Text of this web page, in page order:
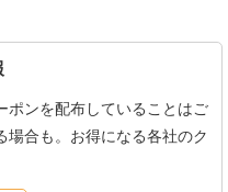
ポンを配布していることはご
場合も。お得になる各社のク